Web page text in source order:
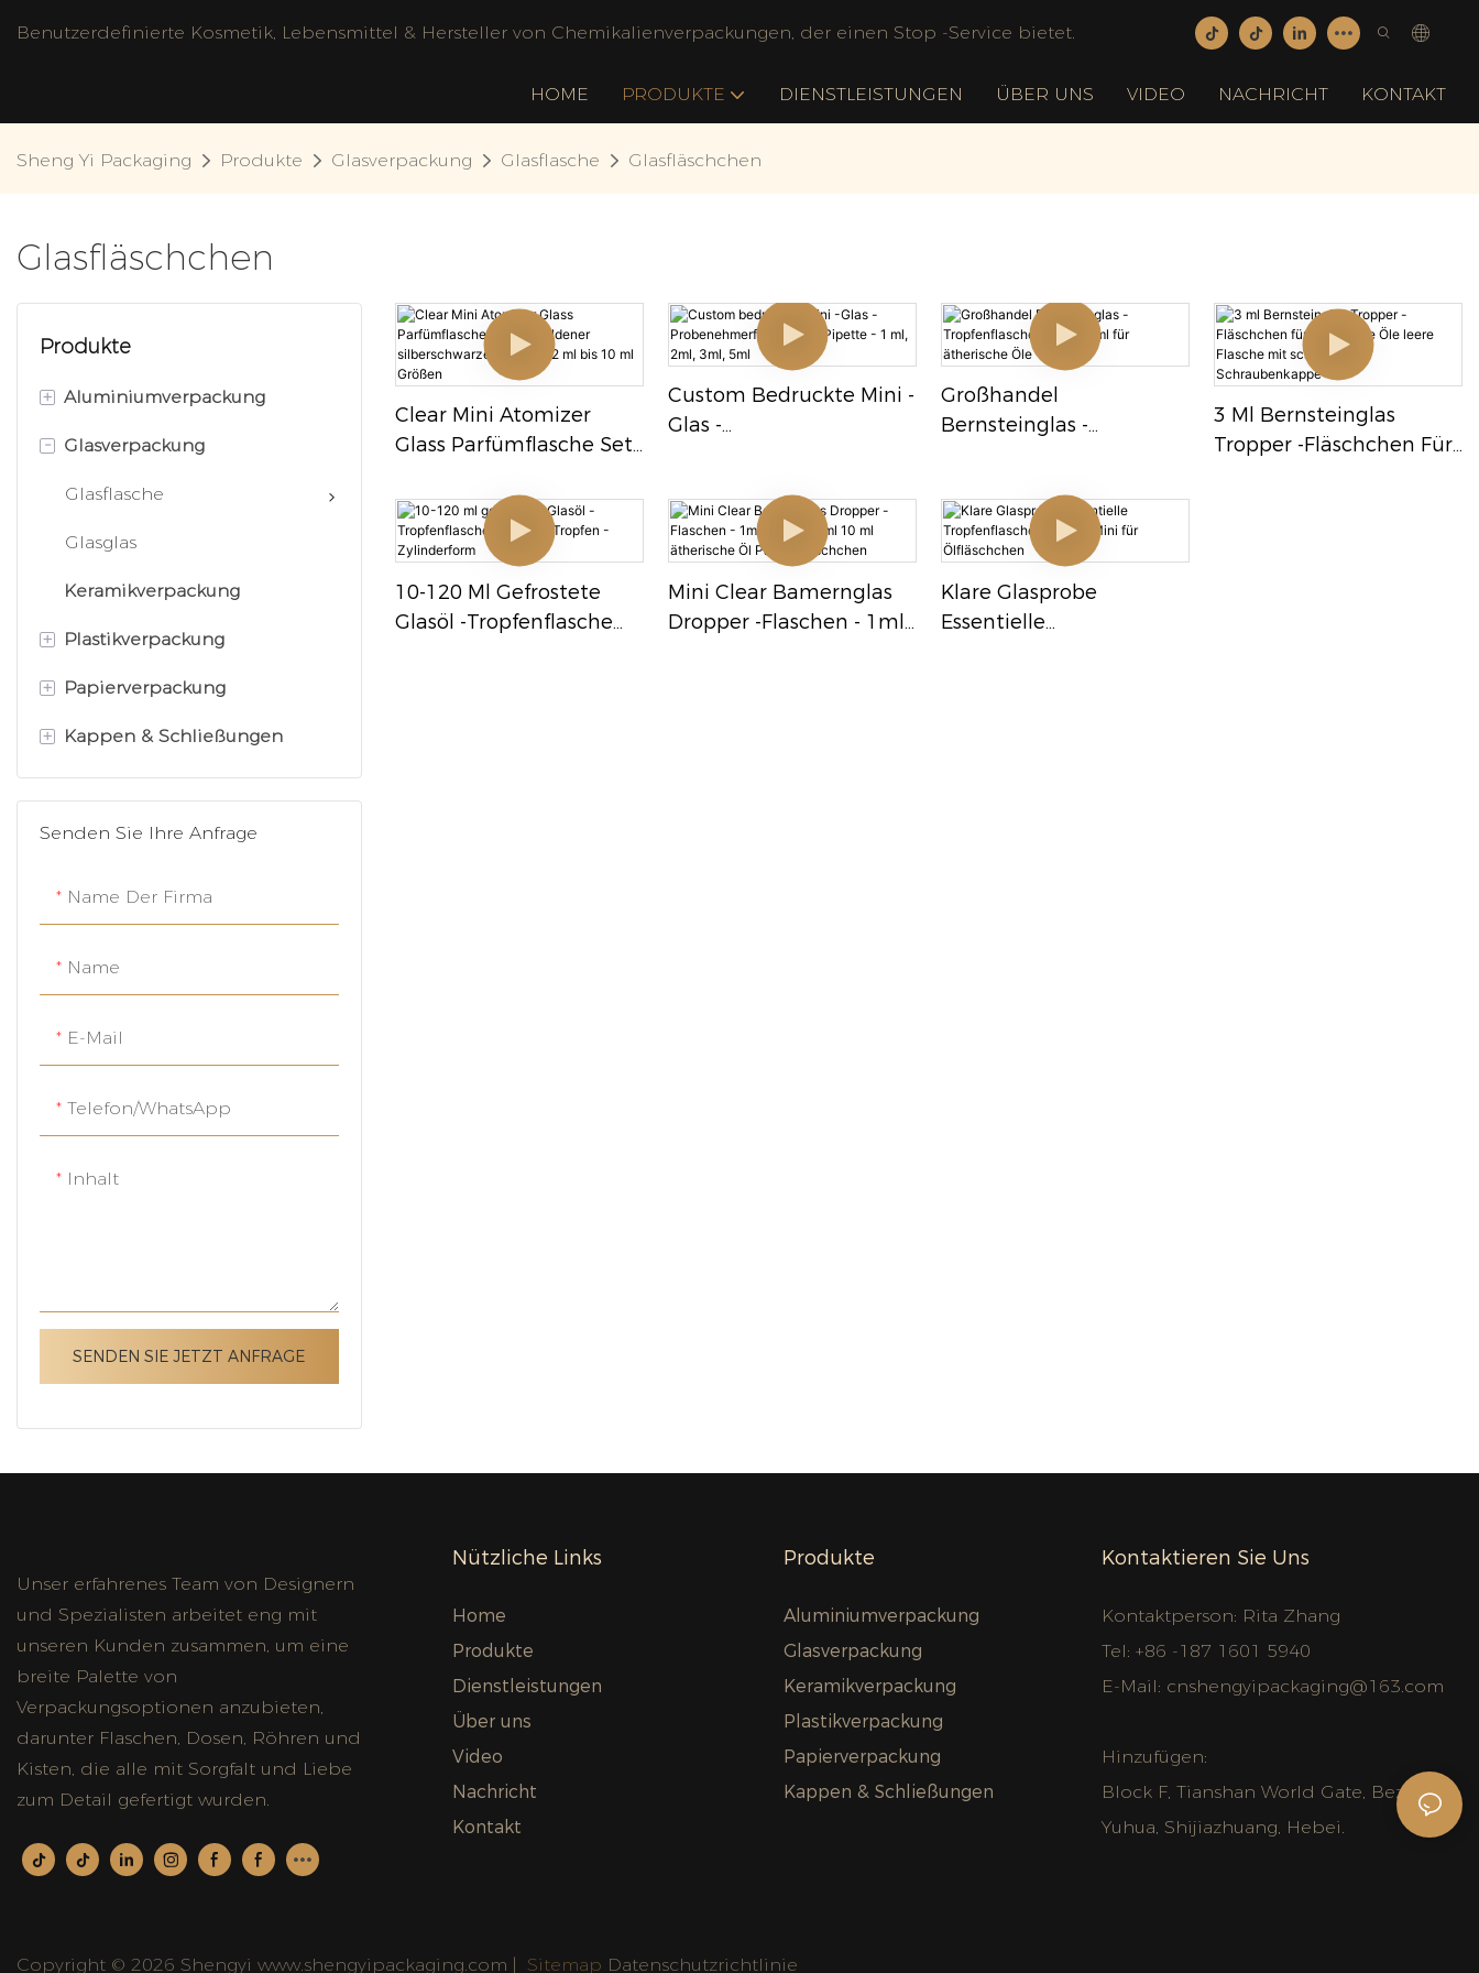
Benutzerdefinierte Kosmetik, Lebensmittel & Hersteller von Chemikalienverpackungen, der einen Stop -Service bietet.
HOME PRODUKTE DIENSTLEISTUNGEN ÜBER UNS VIDEO NACHRICHT KONTAKT
Sheng Yi Packaging Produkte Glasverpackung Glasflasche Glasfläschchen
Glasfläschchen
Produkte
+ Aluminiumverpackung
Aluminiumflasche
Aluminiumzinn
Sprühdose
- Glasverpackung
Glasflasche
Glasglas
Keramikverpackung
+ Plastikverpackung
Plastikpumpenflasche
Plastiksprayflasche
Röhrchen drücken
Acrylglas
Deodorantbehälter
Plastikbehälter
+ Papierverpackung
Papierrohrbehälter
Kosmetikbox
Papier Geschenkbox
+ Kappen & Schließungen
Feine Nebelsprühgeräte
Sprühgeräte auslösen
Tropfenkappe
Schraubenkappe
Senden Sie Ihre Anfrage
Name Der Firma
Name
E-Mail
Telefon/WhatsApp
Inhalt
SENDEN SIE JETZT ANFRAGE
Clear Mini Atomizer
Glass Parfümflasche Set
Silberschwarzer Kappe -
2 Ml Bis 10 Ml Größen
Custom Bedruckte Mini -
Glas -
5ml
Großhandel
Bernsteinglas -
3 Ml Bernsteinglas
Tropper -Fläschchen Für
10-120 Ml Gefrostete
Glasöl -Tropfenflasche
Mini Clear Bamernglas
Dropper -Flaschen - 1ml
Klare Glasprobe
Essentielle
Unser erfahrenes Team von Designern
und Spezialisten arbeitet eng mit
unseren Kunden zusammen, um eine
breite Palette von
Verpackungsoptionen anzubieten,
darunter Flaschen, Dosen, Röhren und
Kisten, die alle mit Sorgfalt und Liebe
zum Detail gefertigt wurden.
Nützliche Links
Home
Produkte
Dienstleistungen
Über uns
Video
Nachricht
Kontakt
Produkte
Aluminiumverpackung
Glasverpackung
Keramikverpackung
Plastikverpackung
Papierverpackung
Kappen & Schließungen
Kontaktieren Sie Uns
Kontaktperson: Rita Zhang
Tel: +86 -187 1601 5940
E-Mail: cnshengyipackaging@163.com
Hinzufügen:
Block F, Tianshan World Gate, Bezirk
Yuhua, Shijiazhuang, Hebei.
Copyright © 2026 Shengyi www.shengyipackaging.com | Sitemap Datenschutzrichtlinie